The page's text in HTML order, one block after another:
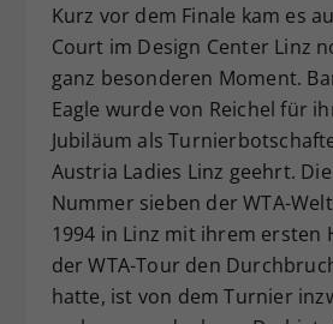
Kurz vor dem Finale kam es
Court im Design Center Linz
ganz besonderen Moment.
Eagle wurde von Reichel für
Jubiläum als
Austria Ladies Linz geehrt.
Nummer sieben der WTA-
1994 in Linz mit ihrem ersten
der WTA-Tour den
hatte, ist von dem Turnier